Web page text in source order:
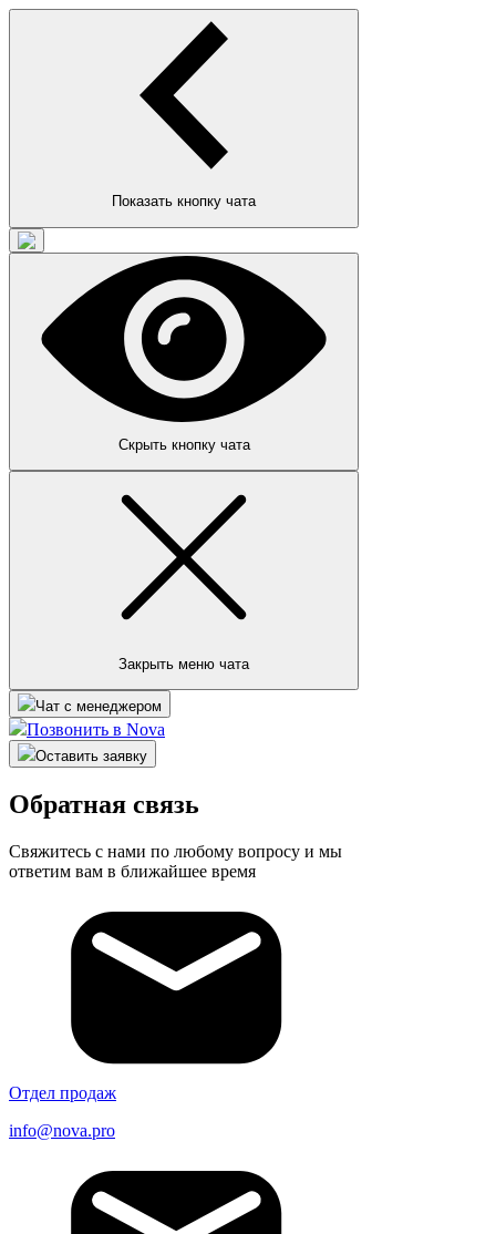
Показать кнопку чата
Скрыть кнопку чата
Закрыть меню чата
Чат с менеджером
Позвонить в Nova
Оставить заявку
Обратная связь
Свяжитесь с нами по любому вопросу и мы
ответим вам в ближайшее время
Отдел продаж
info@nova.pro